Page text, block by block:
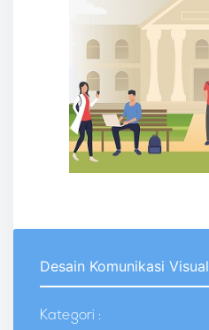
Desain Komunikasi Visual
Kategori :